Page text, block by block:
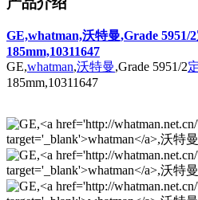
GE,whatman,沃特曼,Grade 5951/
185mm,10311647
GE,whatman,沃特曼,Grade 5951/2
185mm,10311647